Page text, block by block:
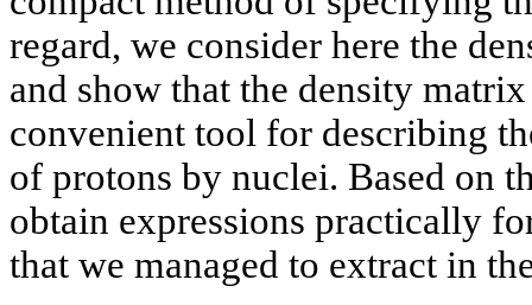
regard, we consider here the
and show that the density
convenient tool for describing
of protons by nuclei. Based on
obtain expressions practically
that we managed to extract in